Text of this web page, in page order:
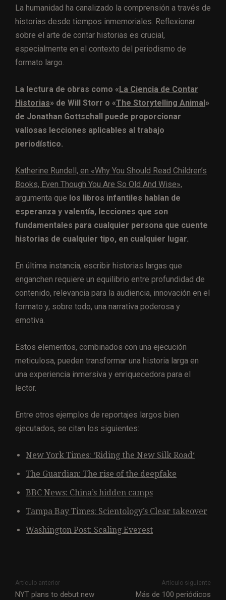
La humanidad ha canalizado la comprensión a través de
historias desde tiempos inmemoriales. Reflexionar
sobre el arte de contar historias es crucial,
especialmente en el contexto del periodismo de
formato largo.
La lectura de obras como « La Ciencia de Contar
Historias» de Will Storr o «The Storytelling Animal »
de Jonathan Gottschall puede proporcionar
valiosas lecciones aplicables al trabajo
periodístico.
Katherine Rundell, en «Why You Should Read Children’s
Books, Even Though You Are So Old And Wise»,
argumenta que los libros infantiles hablan de
esperanza y valentía, lecciones que son
fundamentales para cualquier persona que cuente
historias de cualquier tipo, en cualquier lugar.
En última instancia, escribir historias largas que
enganchen requiere un equilibrio entre profundidad de
contenido, relevancia para la audiencia, innovación en el
formato y, sobre todo, una narrativa poderosa y
emotiva.
Estos elementos, combinados con una ejecución
meticulosa, pueden transformar una historia larga en
una experiencia inmersiva y enriquecedora para el
lector.
Entre otros ejemplos de reportajes largos bien
ejecutados, se citan los siguientes:
New York Times: ‘Riding the New Silk Road‘
The Guardian: The rise of the deepfake
BBC News: China’s hidden camps
Tampa Bay Times: Scientology’s Clear takeover
Washington Post: Scaling Everest
Artículo anterior
NYT plans to debut new
Artículo siguiente
Más de 100 periódicos